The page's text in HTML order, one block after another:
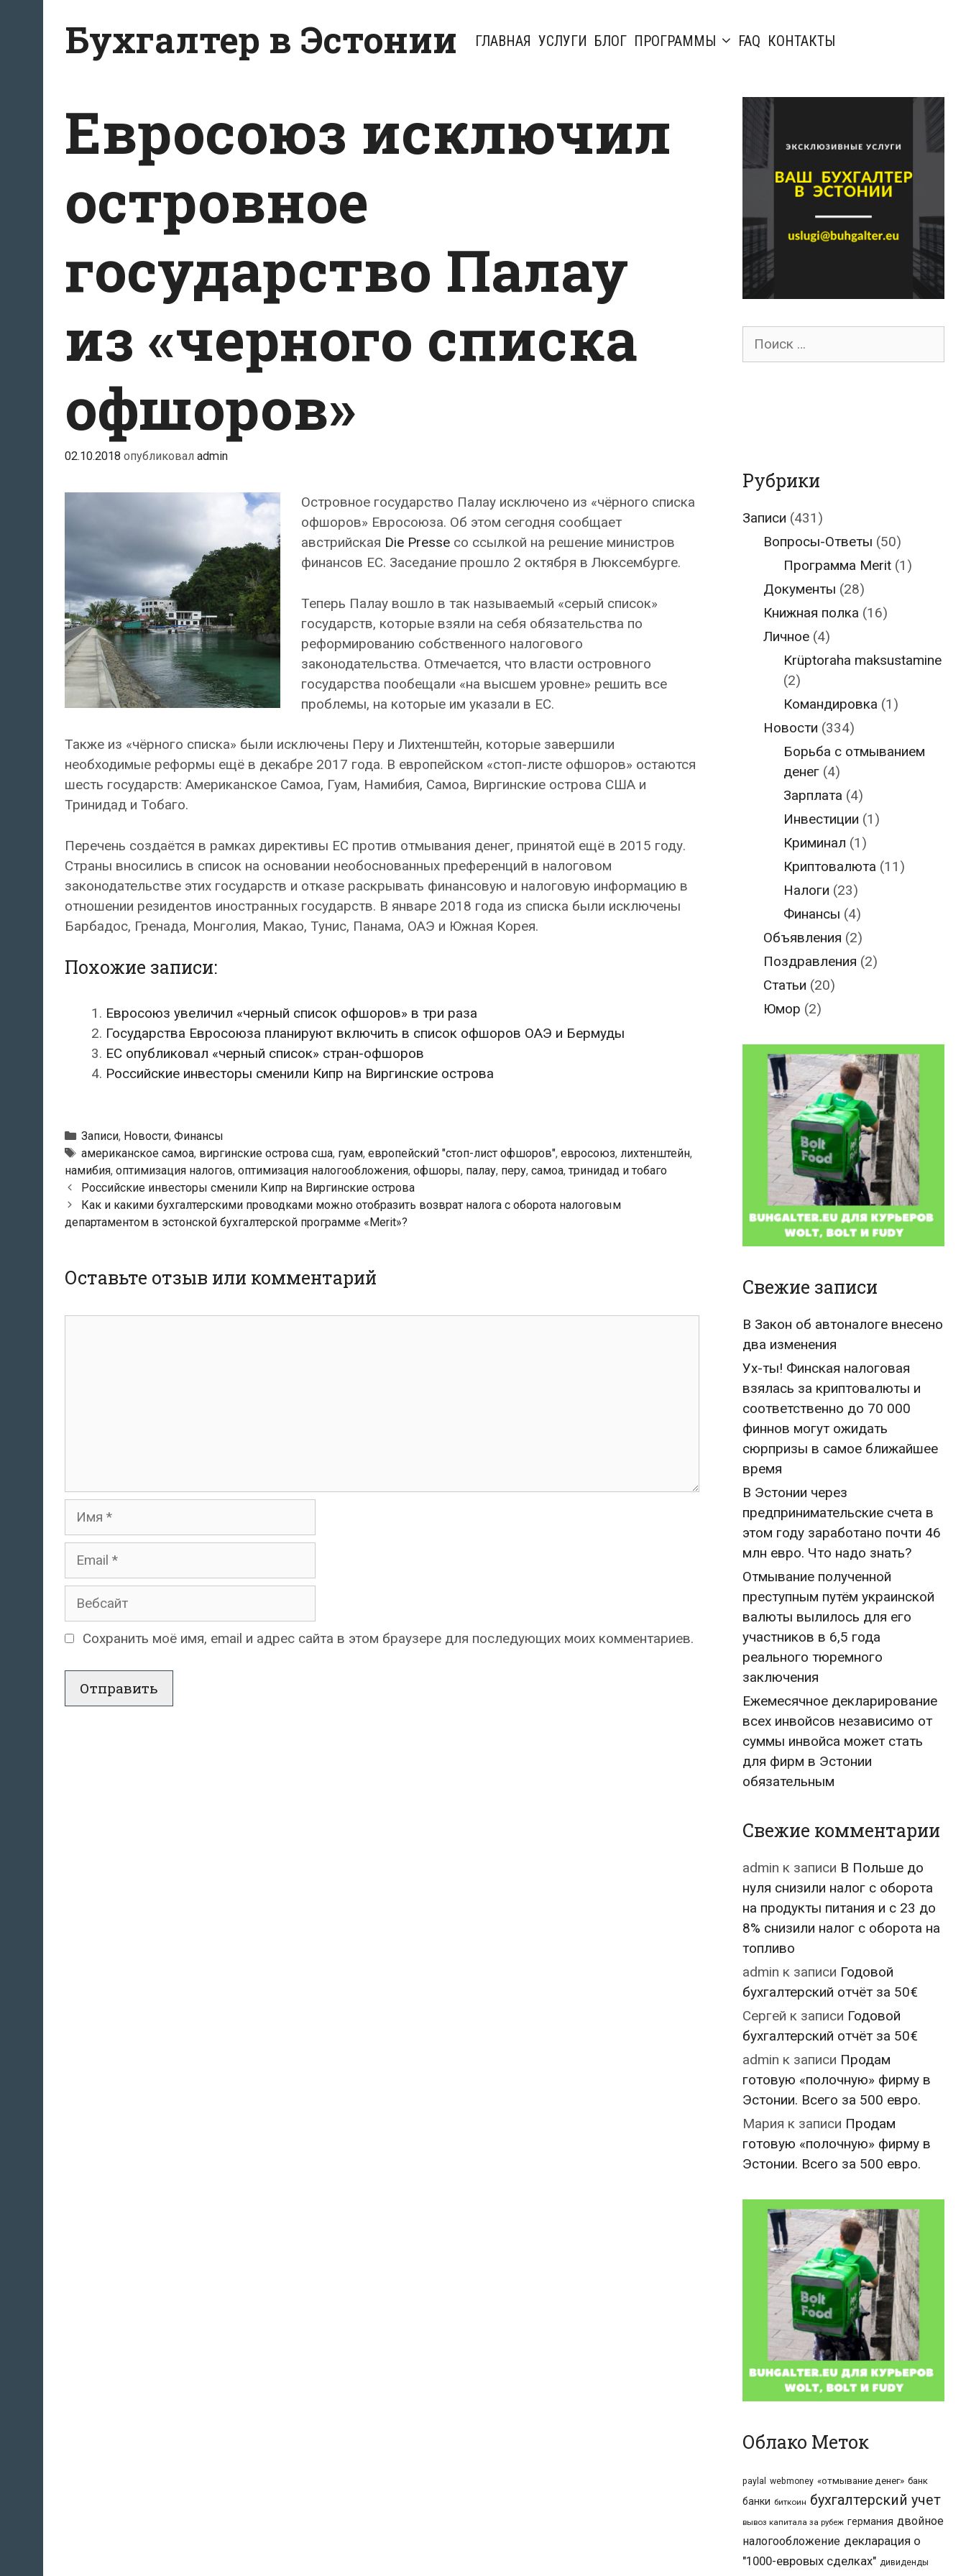
содержанию
Бухгалтер в Эстонии ГЛАВНАЯ УСЛУГИ БЛОГ ПРОГРАММЫ FAQ КОНТАКТЫ
Евросоюз исключил
островное
государство Палау
из «черного списка
офшоров»
02.10.2018 опубликовал admin
Островное государство Палау исключено из «чёрного списка
офшоров» Евросоюза. Об этом сегодня сообщает
австрийская Die Presseсо ссылкой на решение министров
финансов ЕС. Заседание прошло 2 октября в Люксембурге.
Теперь Палау вошло в так называемый «серый список»
государств, которые взяли на себя обязательства по
реформированию собственного налогового
законодательства. Отмечается, что власти островного
государства пообещали «на высшем уровне» решить все
проблемы, на которые им указали в ЕС.
Также из «чёрного списка» были исключены Перу и Лихтенштейн, которые завершили
необходимые реформы ещё в декабре 2017 года. В европейском «стоп-листе офшоров» остаются
шесть государств: Американское Самоа, Гуам, Намибия, Самоа, Виргинские острова США и
Тринидад и Тобаго.
Перечень создаётся в рамках директивы ЕС против отмывания денег, принятой ещё в 2015 году.
Страны вносились в список на основании необоснованных преференций в налоговом
законодательстве этих государств и отказе раскрывать финансовую и налоговую информацию в
отношении резидентов иностранных государств. В январе 2018 года из списка были исключены
Барбадос, Гренада, Монголия, Макао, Тунис, Панама, ОАЭ и Южная Корея.
Похожие записи:
Евросоюз увеличил «черный список офшоров» в три раза
Государства Евросоюза планируют включить в список офшоров ОАЭ и Бермуды
ЕС опубликовал «черный список» стран-офшоров
Российские инвесторы сменили Кипр на Виргинские острова
Рубрики
Записи, Новости, Финансы
Метки
американское самоа, виргинские острова сша, гуам, европейский "стоп-лист офшоров", евросоюз, лихтенштейн,
намибия, оптимизация налогов, оптимизация налогообложения, офшоры, палау, перу, самоа,тринидад и тобаго
Навигация
по
записям
Российские инвесторы сменили Кипр на Виргинские острова
Как и какими бухгалтерскими проводками можно отобразить возврат налога с оборота налоговым
департаментом в эстонской бухгалтерской программе «Merit»?
Оставьте отзыв или комментарий
Имя
Email
Вебсайт
Сохранить моё имя, email и адрес сайта в этом браузере для последующих моих комментариев.
Поиск
Рубрики
Записи (431)
Вопросы-Ответы (50)
Программа Merit (1)
Документы (28)
Книжная полка (16)
Личное(4)
Krüptoraha maksustamine
(2)
Командировка (1)
Новости (334)
Борьба с отмыванием
денег (4)
Зарплата (4)
Инвестиции (1)
Криминал (1)
Криптовалюта (11)
Налоги (23)
Финансы (4)
Объявления (2)
Поздравления (2)
Статьи (20)
Юмор (2)
Свежие записи
В Закон об автоналоге внесено
два изменения
Ух-ты! Финская налоговая
взялась за криптовалюты и
соответственно до 70 000
финнов могут ожидать
сюрпризы в самое ближайшее
время
В Эстонии через
предпринимательские счета в
этом году заработано почти 46
млн евро. Что надо знать?
Отмывание полученной
преступным путём украинской
валюты вылилось для его
участников в 6,5 года
реального тюремного
заключения
Ежемесячное декларирование
всех инвойсов независимо от
суммы инвойса может стать
для фирм в Эстонии
обязательным
Свежие комментарии
admin к записи В Польше до
нуля снизили налог с оборота
на продукты питания и с 23 до
8% снизили налог с оборота на
топливо
admin к записи Годовой
бухгалтерский отчёт за 50€
Сергей к записи Годовой
бухгалтерский отчёт за 50€
admin к записи Продам
готовую «полочную» фирму в
Эстонии. Всего за 500 евро.
Мария к записи Продам
готовую «полочную» фирму в
Эстонии. Всего за 500 евро.
Облако Меток
paylal webmoney «отмывание денег» банк
банки биткоин бухгалтерский учет
вывоз капитала за рубеж германия двойное
налогообложение декларация о
"1000-евровых сделках" дивиденды